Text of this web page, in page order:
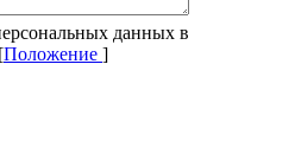
данных в
Положение ]